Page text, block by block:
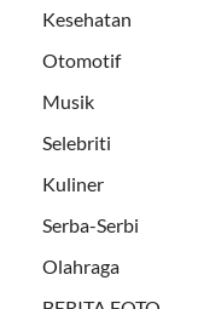
Kesehatan
Otomotif
Musik
Selebriti
Kuliner
Serba-Serbi
Olahraga